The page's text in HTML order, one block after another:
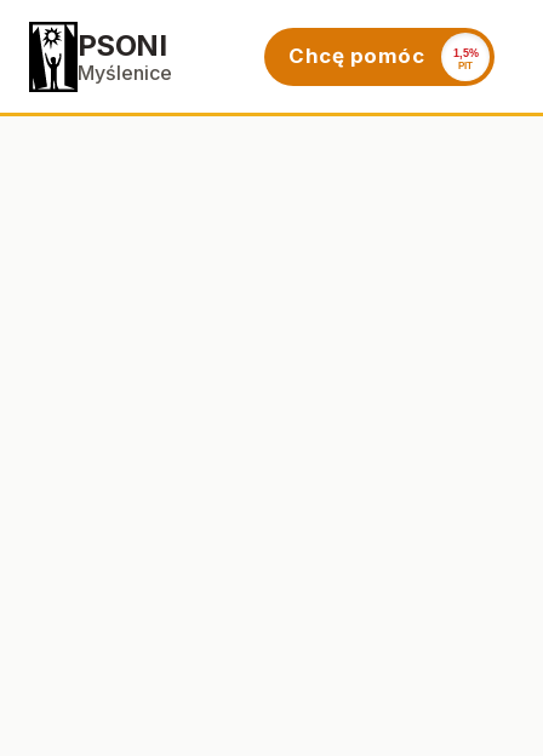
PSONI
Myślenice
Chcę pomóc 1,5%
PIT